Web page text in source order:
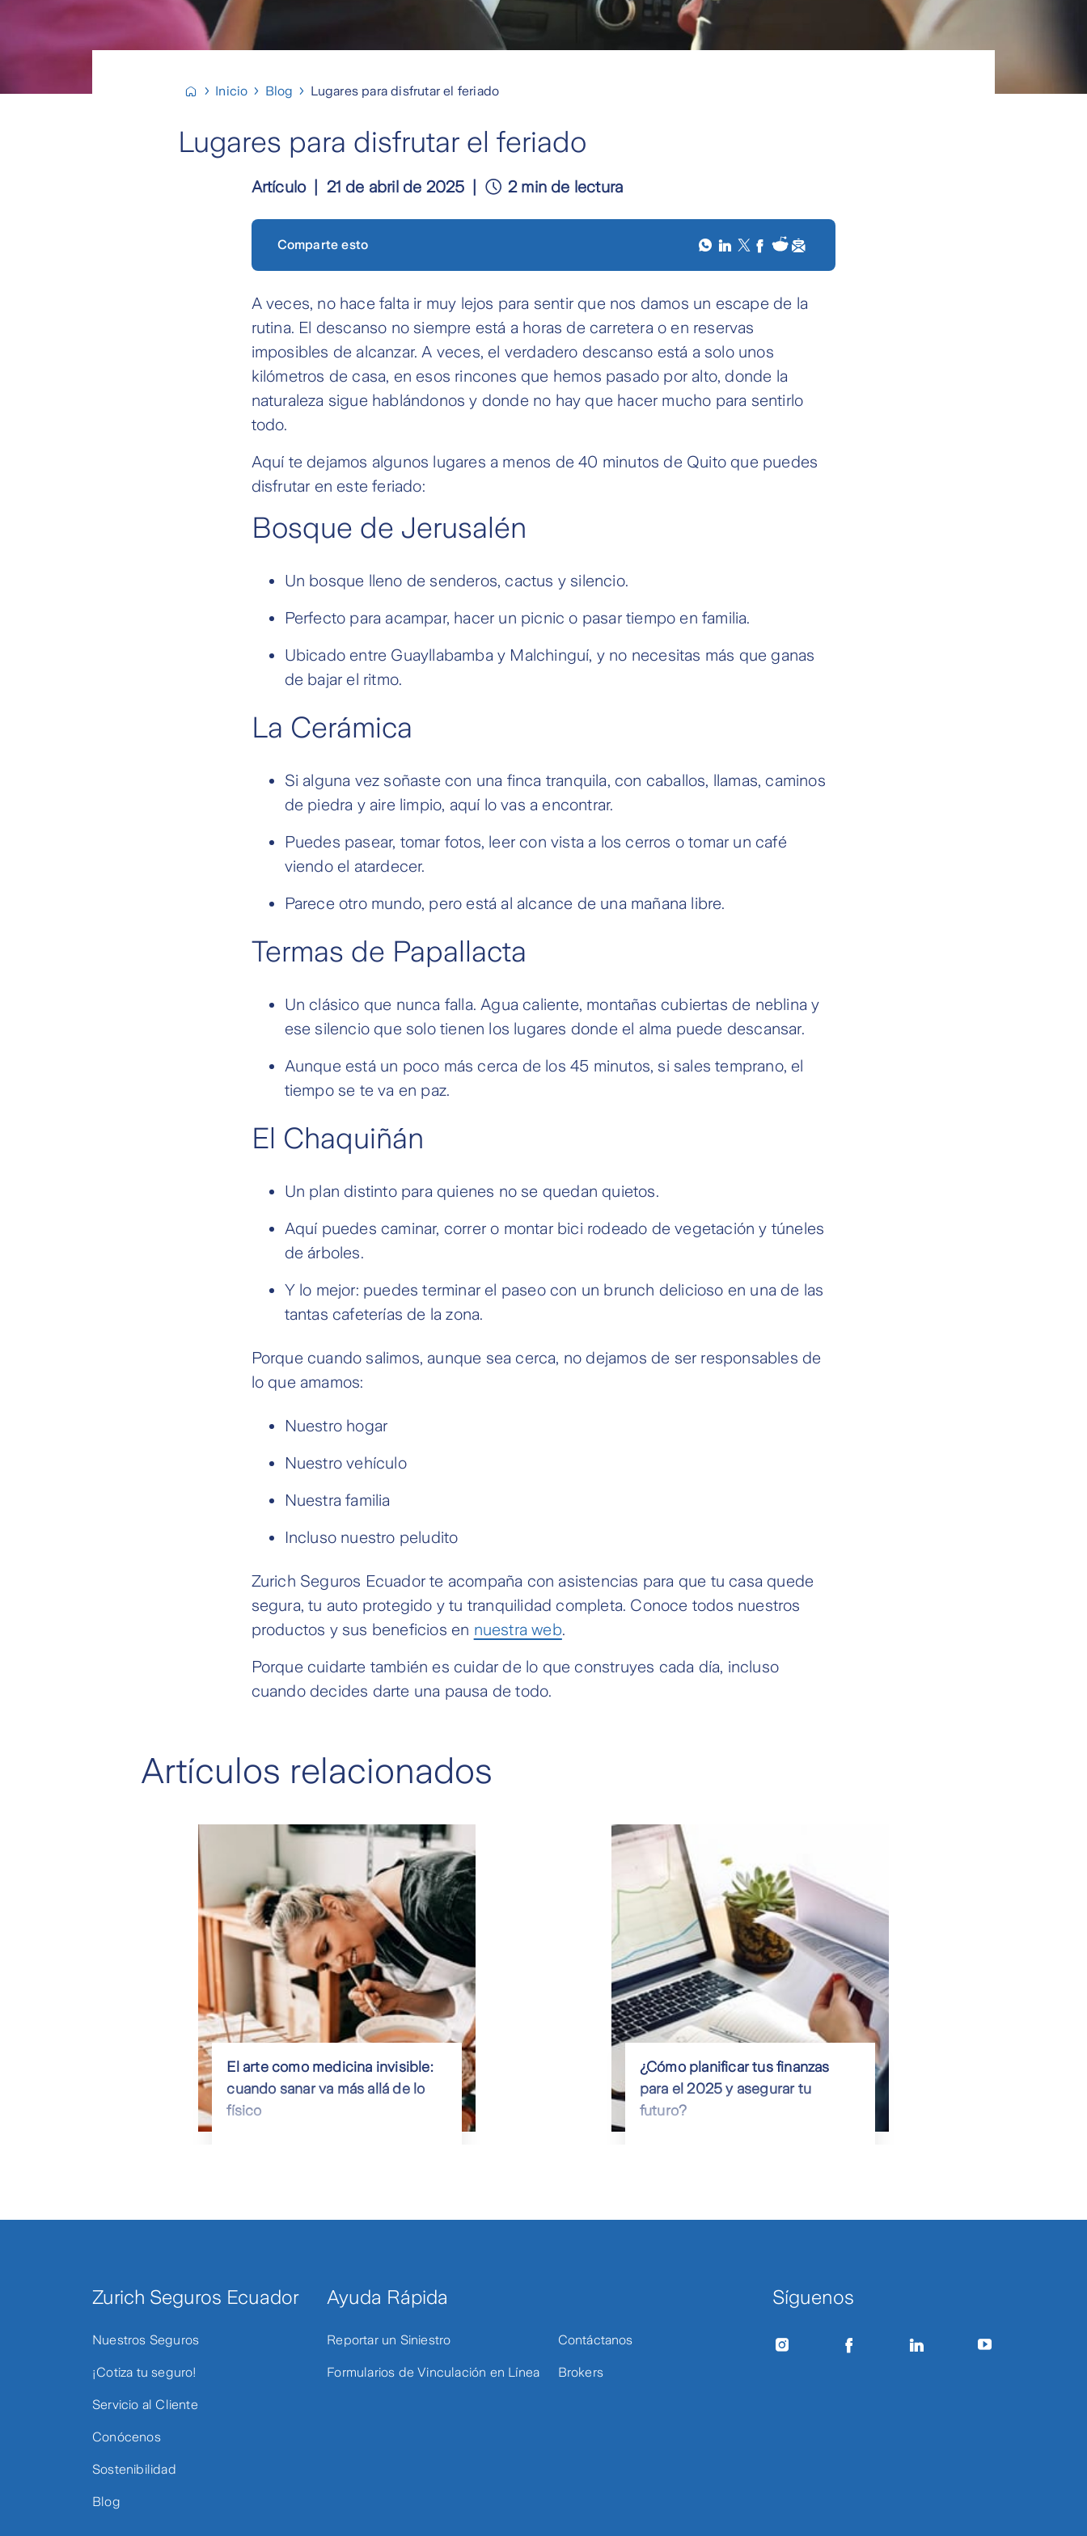
Inicio Blog Lugares para disfrutar el feriado
Lugares para disfrutar el feriado
Artículo 21 de abril de 2025 2 min de lectura
Comparte esto
A veces, no hace falta ir muy lejos para sentir que nos damos un escape de la
rutina. El descanso no siempre está a horas de carretera o en reservas
imposibles de alcanzar. A veces, el verdadero descanso está a solo unos
kilómetros de casa, en esos rincones que hemos pasado por alto, donde la
naturaleza sigue hablándonos y donde no hay que hacer mucho para sentirlo
todo.
Aquí te dejamos algunos lugares a menos de 40 minutos de Quito que puedes
disfrutar en este feriado:
Bosque de Jerusalén
Un bosque lleno de senderos, cactus y silencio.
Perfecto para acampar, hacer un picnic o pasar tiempo en familia.
Ubicado entre Guayllabamba y Malchinguí, y no necesitas más que ganas
de bajar el ritmo.
La Cerámica
Si alguna vez soñaste con una finca tranquila, con caballos, llamas, caminos
de piedra y aire limpio, aquí lo vas a encontrar.
Puedes pasear, tomar fotos, leer con vista a los cerros o tomar un café
viendo el atardecer.
Parece otro mundo, pero está al alcance de una mañana libre.
Termas de Papallacta
Un clásico que nunca falla. Agua caliente, montañas cubiertas de neblina y
ese silencio que solo tienen los lugares donde el alma puede descansar.
Aunque está un poco más cerca de los 45 minutos, si sales temprano, el
tiempo se te va en paz.
El Chaquiñán
Un plan distinto para quienes no se quedan quietos.
Aquí puedes caminar, correr o montar bici rodeado de vegetación y túneles
de árboles.
Y lo mejor: puedes terminar el paseo con un brunch delicioso en una de las
tantas cafeterías de la zona.
Porque cuando salimos, aunque sea cerca, no dejamos de ser responsables de
lo que amamos:
Nuestro hogar
Nuestro vehículo
Nuestra familia
Incluso nuestro peludito
Zurich Seguros Ecuador te acompaña con asistencias para que tu casa quede
segura, tu auto protegido y tu tranquilidad completa. Conoce todos nuestros
productos y sus beneficios en nuestra web.
Porque cuidarte también es cuidar de lo que construyes cada día, incluso
cuando decides darte una pausa de todo.
Artículos relacionados
El arte como medicina invisible:
cuando sanar va más allá de lo
físico
¿Cómo planificar tus finanzas
para el 2025 y asegurar tu
futuro?
Zurich Seguros Ecuador
Nuestros Seguros
¡Cotiza tu seguro!
Servicio al Cliente
Conócenos
Sostenibilidad
Blog
Ayuda Rápida
Reportar un Siniestro
Formularios de Vinculación en Línea
Contáctanos
Brokers
Síguenos